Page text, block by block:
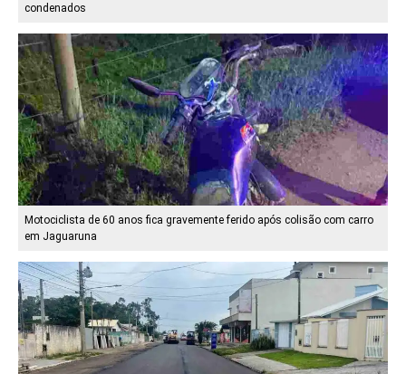
condenados
Motociclista de 60 anos fica gravemente ferido após colisão com carro
em Jaguaruna